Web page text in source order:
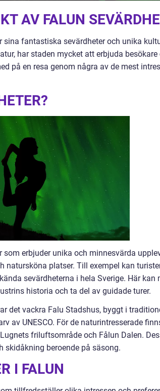
AV FALUN
fantastiska sevärdheter och unika
har staden mycket att erbjuda besökare
på en resa genom några av de mest
erbjuder unika och minnesvärda
natursköna platser. Till exempel kan
sevärdheterna i hela Sverige. Här kan
historia och ta del av guidade turer.
det vackra Falu Stadshus, byggt i
av UNESCO. För de naturintresserade
friluftsområde och Fålun Dalen.
skidåkning beroende på säsong.
I FALUN